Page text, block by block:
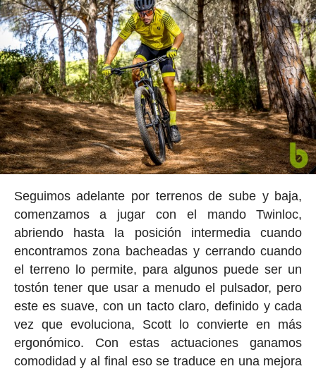
Seguimos adelante por terrenos de sube y baja,
comenzamos a jugar con el mando Twinloc,
abriendo hasta la posición intermedia cuando
encontramos zona bacheadas y cerrando cuando
el terreno lo permite, para algunos puede ser un
tostón tener que usar a menudo el pulsador, pero
este es suave, con un tacto claro, definido y cada
vez que evoluciona, Scott lo convierte en más
ergonómico. Con estas actuaciones ganamos
comodidad y al final eso se traduce en una mejora